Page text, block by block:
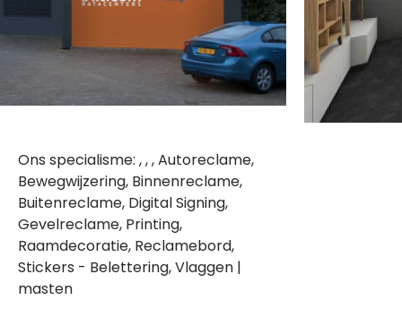
Ons specialisme: , , , Autoreclame,
Bewegwijzering, Binnenreclame,
Buitenreclame, Digital Signing,
Gevelreclame, Printing,
Raamdecoratie, Reclamebord,
Stickers - Belettering, Vlaggen |
masten